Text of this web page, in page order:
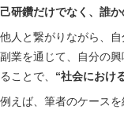
己研鑽だけでなく、誰か
他人と繋がりながら、
副業を通じて、自分の
ることで、 “社会におけ
例えば、筆者のケース